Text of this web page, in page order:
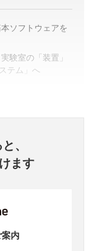
ソフトウェアを
験室の「装置」
テム」へ
、
ます
内